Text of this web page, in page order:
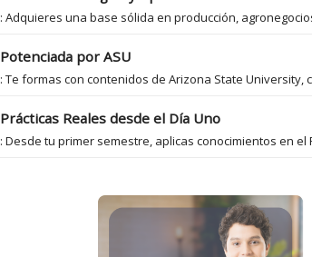
: Adquieres una base sólida en producción,
Potenciada por ASU
: Te formas con contenidos de Arizona State
Prácticas Reales desde el Día Uno
: Desde tu primer semestre, aplicas conocimientos en